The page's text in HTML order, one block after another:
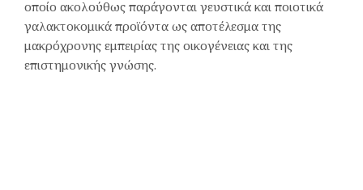
οποίο ακολούθως παράγονται γευστικά και ποιοτικά
γαλακτοκομικά προϊόντα ως αποτέλεσμα της
μακρόχρονης εμπειρίας της οικογένειας και της
επιστημονικής γνώσης.